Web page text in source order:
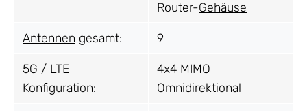
Router-Gehäuse
Antennen gesamt: 9
5G / LTE
Konfiguration:
4x4 MIMO
Omnidirektional